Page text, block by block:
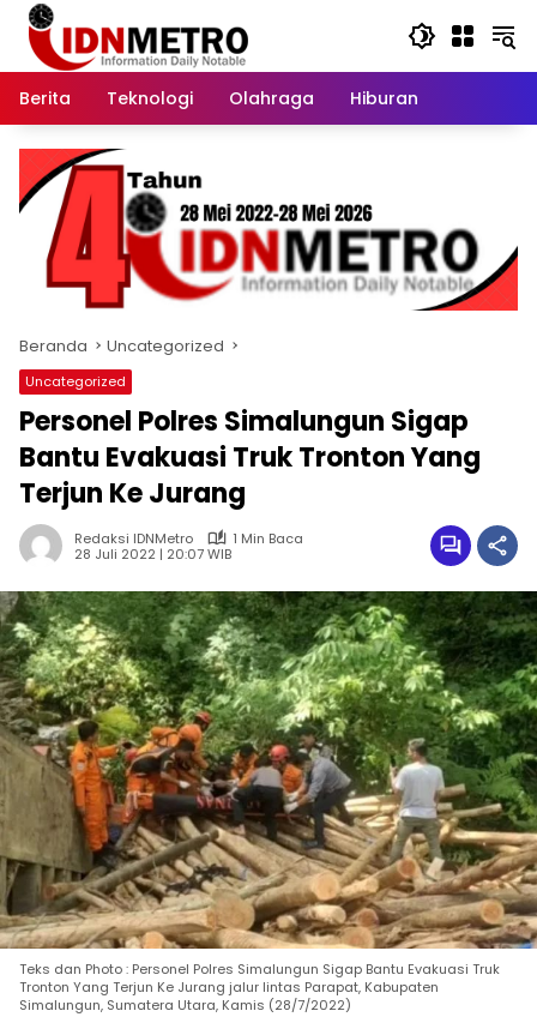
Langsung
konten
Berita
Teknologi Olahraga Hiburan
Beranda Uncategorized
Uncategorized
Personel Polres Simalungun Sigap
Bantu Evakuasi Truk Tronton Yang
Terjun Ke Jurang
Redaksi IDNMetro
1 Min Baca
28 Juli 2022 | 20:07 WIB
Teks dan Photo : Personel Polres Simalungun Sigap Bantu Evakuasi Truk
Tronton Yang Terjun Ke Jurang jalur lintas Parapat, Kabupaten
Simalungun, Sumatera Utara, Kamis (28/7/2022)